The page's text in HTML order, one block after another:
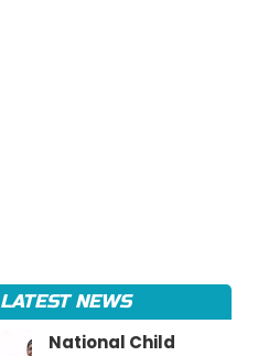
LATEST NEWS
National Child